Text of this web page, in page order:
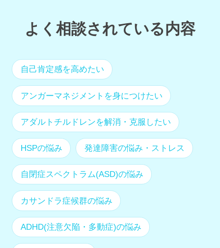
よく相談されている内容
自己肯定感を高めたい
アンガーマネジメントを身につけたい
アダルトチルドレンを解消・克服したい
HSPの悩み 発達障害の悩み・ストレス
自閉症スペクトラム(ASD)の悩み
カサンドラ症候群の悩み
ADHD(注意欠陥・多動症)の悩み